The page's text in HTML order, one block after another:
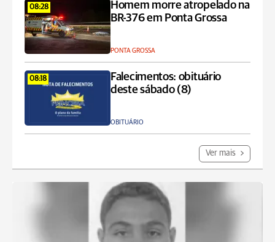
08:28
Homem morre atropelado na
BR-376 em Ponta Grossa
PONTA GROSSA
08:18
Falecimentos: obituário
deste sábado (8)
OBITUÁRIO
Ver mais